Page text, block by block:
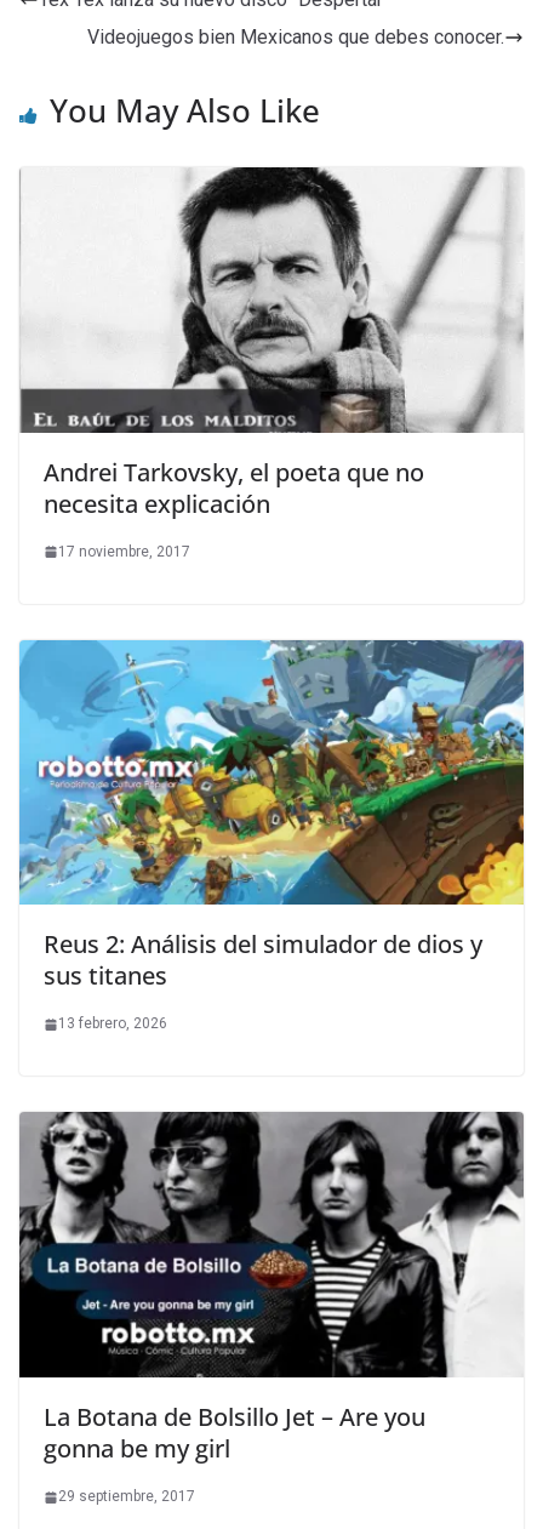
Videojuegos bien Mexicanos que debes conocer.
You May Also Like
Andrei Tarkovsky, el poeta que no
necesita explicación
17 noviembre, 2017
Reus 2: Análisis del simulador de dios y
sus titanes
13 febrero, 2026
La Botana de Bolsillo Jet – Are you
gonna be my girl
29 septiembre, 2017